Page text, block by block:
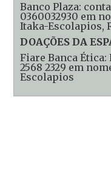
Banco Plaza:
0360032930 em
Itaka-Escolapios,
DOAÇÕES DA
Fiare Banca Ética:
2568 2329 em
Escolapios